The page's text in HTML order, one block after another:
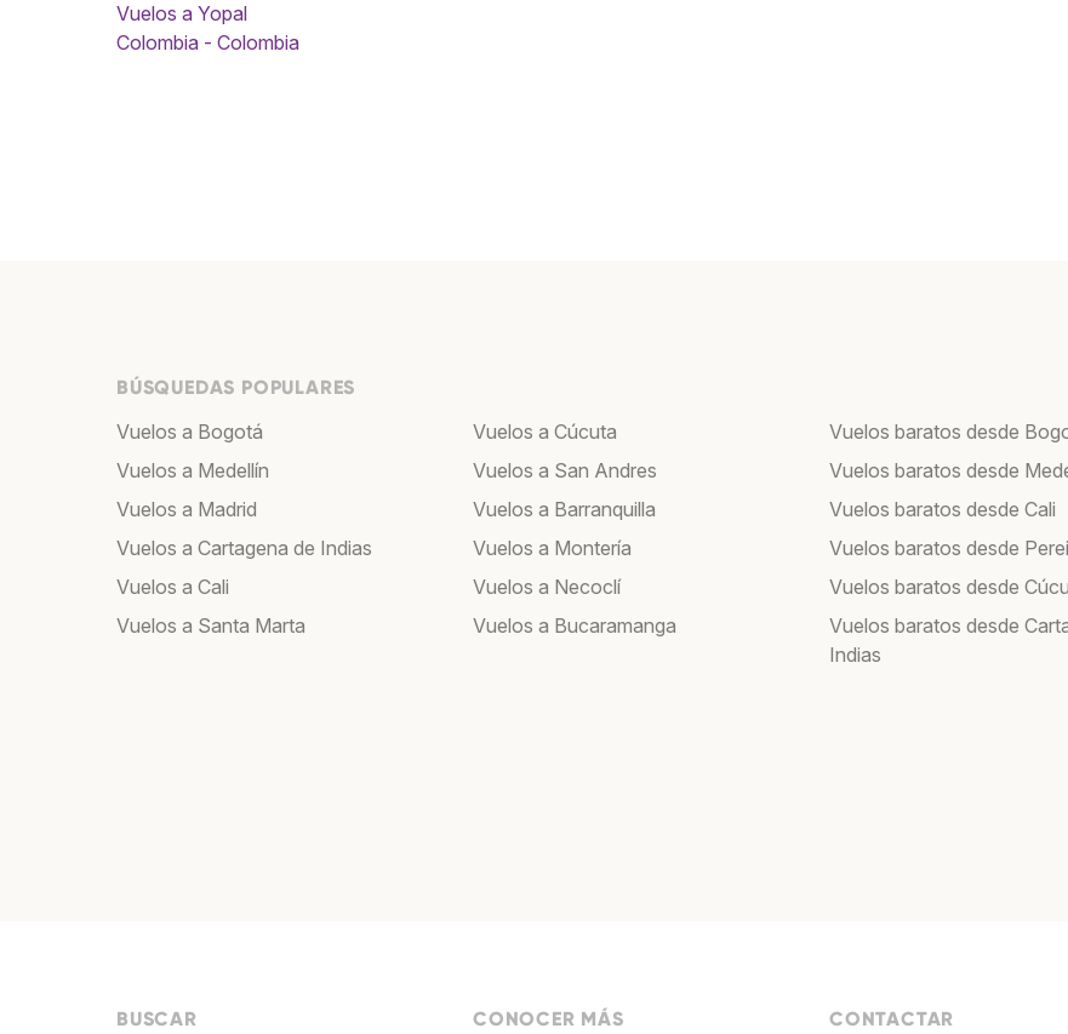
Vuelos a Yopal
Colombia - Colombia
BÚSQUEDAS POPULARES
Vuelos a Bogotá
Vuelos a Medellín
Vuelos a Madrid
Vuelos a Cartagena de Indias
Vuelos a Cali
Vuelos a Santa Marta
Vuelos a Cúcuta
Vuelos a San Andres
Vuelos a Barranquilla
Vuelos a Montería
Vuelos a Necoclí
Vuelos a Bucaramanga
Vuelos baratos desde
Vuelos baratos desde
Vuelos baratos desde Cali
Vuelos baratos desde
Vuelos baratos desde
Vuelos baratos desde
Indias
BUSCAR CONOCER MÁS CONTACTAR